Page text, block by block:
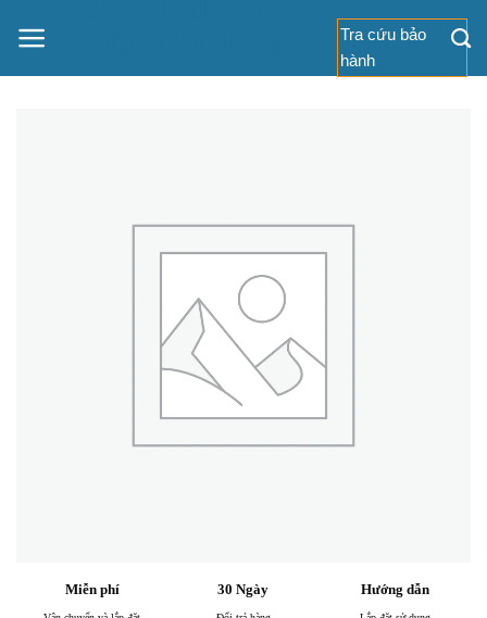
qua
Tra cứu bảo
hành
Miễn phí 30 Ngày Hướng dẫn